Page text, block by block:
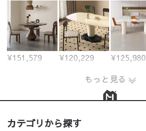
¥151,579 ¥120,229 ¥125,980
もっと見る
カテゴリから探す